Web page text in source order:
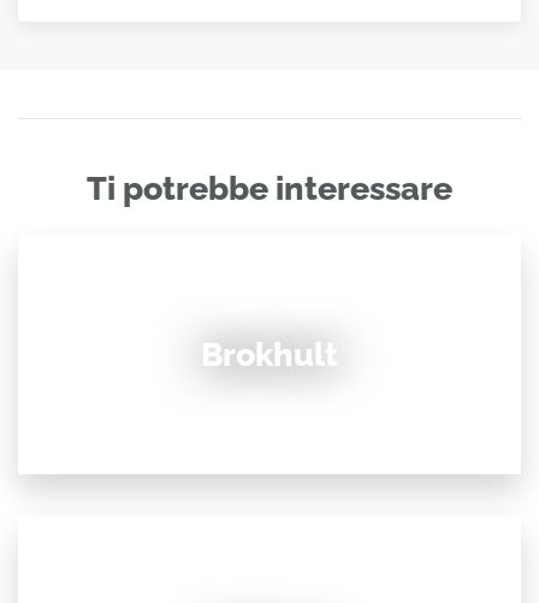
Ti potrebbe interessare
Brokhult